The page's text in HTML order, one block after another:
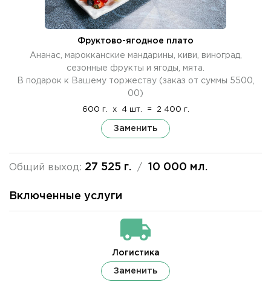
Фруктово-ягодное плато
Ананас, марокканские мандарины, киви, виноград,
сезонные фрукты и ягоды, мята.
В подарок к Вашему торжеству (заказ от суммы 5500,
00)
600 г. x 4 шт. = 2 400 г.
Заменить
Общий выход: 27 525 г. / 10 000 мл.
Включенные услуги
Логистика
Заменить